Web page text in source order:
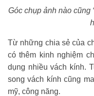
Góc chụp ảnh nào cũng
Từ những chia sẻ của
có thêm kinh nghiệm
dụng nhiều vách kính.
song vách kính cũng
mỹ, công năng.